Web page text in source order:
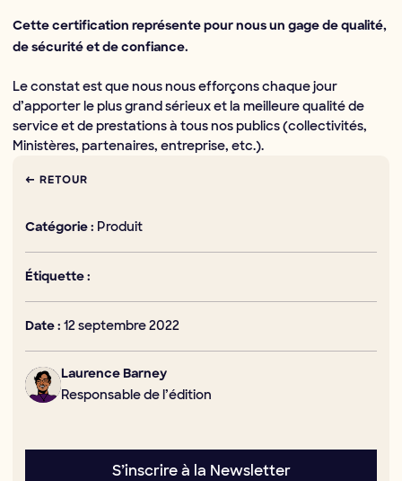
← RETOUR
Catégorie : Produit
Étiquette :
Date : 12 septembre 2022
Laurence Barney
Responsable de l’édition
S’inscrire à la Newsletter
Cette certification représente pour nous un gage de qualité,
de sécurité et de confiance.
Le constat est que nous nous efforçons chaque jour
d’apporter le plus grand sérieux et la meilleure qualité de
service et de prestations à tous nos publics (collectivités,
Ministères, partenaires, entreprise, etc.).